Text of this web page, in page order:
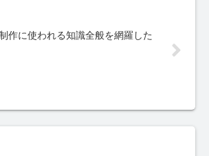
作に使われる知識全般を網羅した